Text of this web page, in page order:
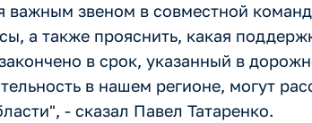
важным звеном в совместной
а также прояснить, какая
в срок, указанный в
в нашем регионе, могут
- сказал Павел Татаренко.